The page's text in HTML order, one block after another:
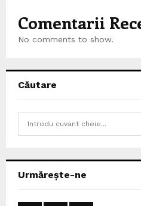
Comentarii
No comments to show.
Căutare
h
Urmărește-ne